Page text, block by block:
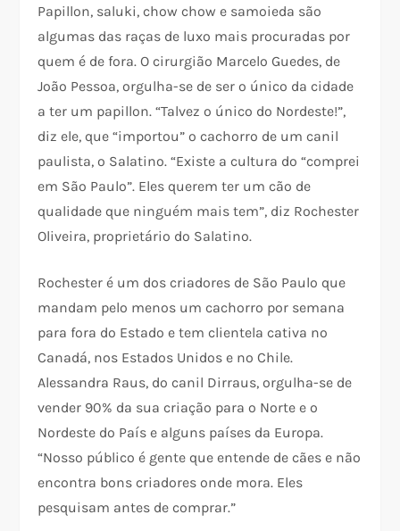
Papillon, saluki, chow chow e samoieda são
algumas das raças de luxo mais procuradas por
quem é de fora. O cirurgião Marcelo Guedes, de
João Pessoa, orgulha-se de ser o único da cidade
a ter um papillon. “Talvez o único do Nordeste!”,
diz ele, que “importou” o cachorro de um canil
paulista, o Salatino. “Existe a cultura do “comprei
em São Paulo”. Eles querem ter um cão de
qualidade que ninguém mais tem”, diz Rochester
Oliveira, proprietário do Salatino.
Rochester é um dos criadores de São Paulo que
mandam pelo menos um cachorro por semana
para fora do Estado e tem clientela cativa no
Canadá, nos Estados Unidos e no Chile.
Alessandra Raus, do canil Dirraus, orgulha-se de
vender 90% da sua criação para o Norte e o
Nordeste do País e alguns países da Europa.
“Nosso público é gente que entende de cães e não
encontra bons criadores onde mora. Eles
pesquisam antes de comprar.”